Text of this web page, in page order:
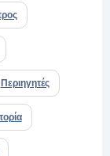
Περιηγητές